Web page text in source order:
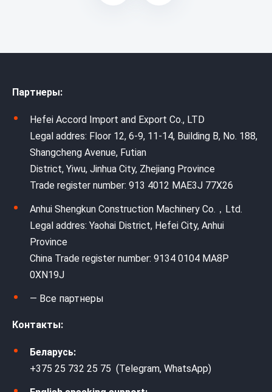
Партнеры:
Hefei Accord Import and Export Co., LTD
Legal addres: Floor 12, 6-9, 11-14, Building B, No. 188,
Shangcheng Avenue, Futian
District, Yiwu, Jinhua City, Zhejiang Province
Trade register number: 913 4012 MAE3J 77X26
Anhui Shengkun Construction Machinery Co.，Ltd.
Legal addres: Yaohai District, Hefei City, Anhui
Province
China Trade register number: 9134 0104 MA8P
0XN19J
— Все партнеры
Контакты:
Беларусь:
+375 25 732 25 75 (Telegram, WhatsApp)